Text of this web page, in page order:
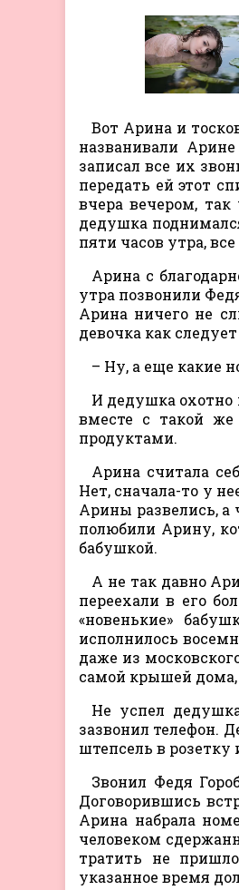
Вот Арина и
названивали
записал все их
передать ей этот
вчера вечером,
дедушка
пяти часов утра,
Арина с
утра позвонили
Арина ничего не
девочка как
– Ну, а еще какие
И дедушка охотно
вместе с такой же
продуктами.
Арина считала
Нет, сначала-то у
Арины развелись, а
полюбили Арину,
бабушкой.
А не так давно
переехали в его
«новенькие»
исполнилось
даже из
самой крышей дома,
Не успел
зазвонил телефон.
штепсель в розетку
Звонил Федя
Договорившись
Арина набрала
человеком
тратить не
указанное время